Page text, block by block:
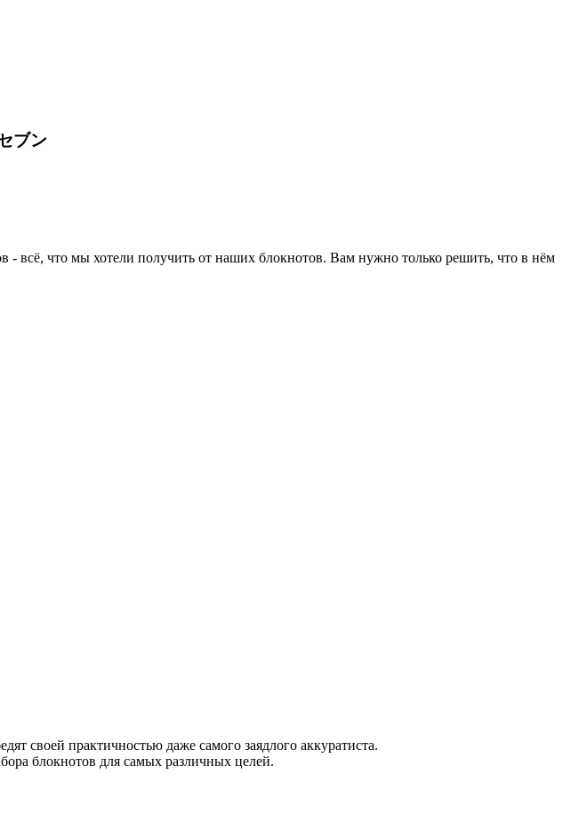
ブン
- всё, что мы хотели получить от наших блокнотов. Вам нужно только решить, что в нём
своей практичностью даже самого заядлого аккуратиста.
блокнотов для самых различных целей.